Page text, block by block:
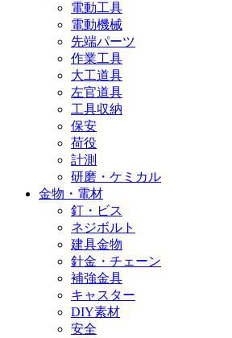
電動工具
電動機械
先端パーツ
作業工具
大工道具
左官道具
工具収納
保安
荷役
計測
研磨・ケミカル
金物・電材
釘・ビス
ネジボルト
建具金物
針金・チェーン
補強金具
キャスター
DIY素材
安全